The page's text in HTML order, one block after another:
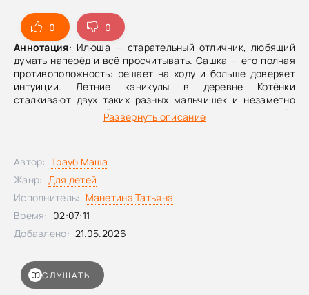
0
0
Аннотация: Илюша — старательный отличник, любящий
думать наперёд и всё просчитывать. Сашка — его полная
противоположность: решает на ходу и больше доверяет
интуиции. Летние каникулы в деревне Котёнки
сталкивают двух таких разных мальчишек и незаметно
превращают случайное знакомство в настоящую дружбу.
Впереди — смешные и трогательные истории: поиски
где нужно проявить смелость и не предать друга.Тёплая,
живая книга о дружбе, семье и детстве без смартфонов.
Её написала Маша Трауб — автор, которого давно любят
миллионы мам и бабушек, а теперь они смогут подарить
детям и внукам радость того самого «настоящего лета».
Развернуть описание
СЛУШАТЬ
Автор: Трауб Маша
Жанр: Для детей
Исполнитель: Манетина Татьяна
Время: 02:07:11
Добавлено: 21.05.2026